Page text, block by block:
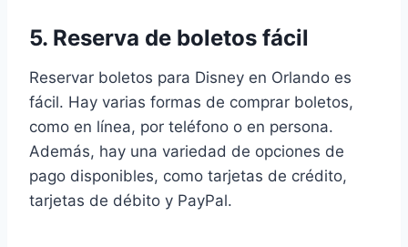
5. Reserva de boletos fácil
Reservar boletos para Disney en Orlando es
fácil. Hay varias formas de comprar boletos,
como en línea, por teléfono o en persona.
Además, hay una variedad de opciones de
pago disponibles, como tarjetas de crédito,
tarjetas de débito y PayPal.